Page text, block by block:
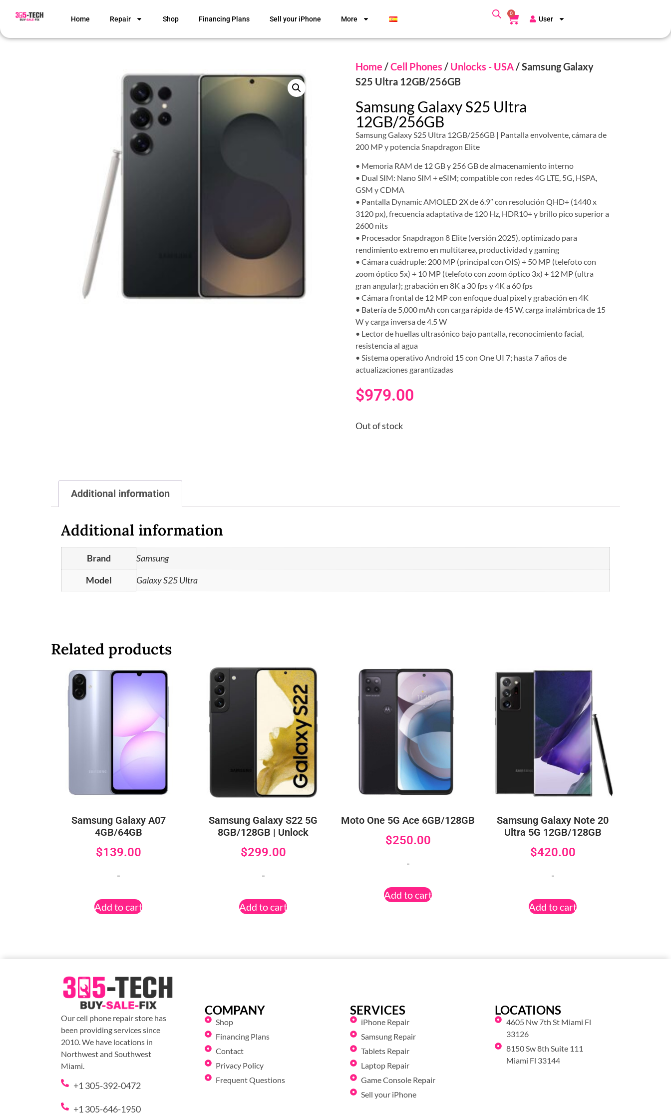
Home Repair Shop Financing Plans Sell your iPhone More
0
User
Home /Cell Phones / Unlocks - USA/ Samsung Galaxy
S25 Ultra 12GB/256GB
Samsung Galaxy S25 Ultra
12GB/256GB
Samsung Galaxy S25 Ultra 12GB/256GB | Pantalla envolvente, cámara de
200 MP y potencia Snapdragon Elite
• Memoria RAM de 12 GB y 256 GB de almacenamiento interno
• Dual SIM: Nano SIM + eSIM; compatible con redes 4G LTE, 5G, HSPA,
GSM y CDMA
• Pantalla Dynamic AMOLED 2X de 6.9″ con resolución QHD+ (1440 x
3120 px), frecuencia adaptativa de 120 Hz, HDR10+ y brillo pico superior a
2600 nits
• Procesador Snapdragon 8 Elite (versión 2025), optimizado para
rendimiento extremo en multitarea, productividad y gaming
• Cámara cuádruple: 200 MP (principal con OIS) + 50 MP (telefoto con
zoom óptico 5x) + 10 MP (telefoto con zoom óptico 3x) + 12 MP (ultra
gran angular); grabación en 8K a 30 fps y 4K a 60 fps
• Cámara frontal de 12 MP con enfoque dual pixel y grabación en 4K
• Batería de 5,000 mAh con carga rápida de 45 W, carga inalámbrica de 15
W y carga inversa de 4.5 W
• Lector de huellas ultrasónico bajo pantalla, reconocimiento facial,
resistencia al agua
• Sistema operativo Android 15 con One UI 7; hasta 7 años de
actualizaciones garantizadas
$979.00
Out of stock
Additional information
Additional information
Brand
Samsung
Model
Galaxy S25 Ultra
Related products
Samsung Galaxy A07
4GB/64GB
$139.00
-
Add to cart
Samsung Galaxy S22 5G
8GB/128GB | Unlock
$299.00
-
Add to cart
Moto One 5G Ace 6GB/128GB
$250.00
-
Add to cart
Samsung Galaxy Note 20
Ultra 5G 12GB/128GB
$420.00
-
Add to cart
Our cell phone repair store has
been providing services since
2010. We have locations in
Northwest and Southwest
Miami.
+1 305-392-0472
+1 305-646-1950
COMPANY
Shop
Financing Plans
Contact
Privacy Policy
Frequent Questions
SERVICES
iPhone Repair
Samsung Repair
Tablets Repair
Laptop Repair
Game Console Repair
Sell your iPhone
LOCATIONS
4605 Nw 7th St Miami Fl
33126
8150 Sw 8th Suite 111
Miami Fl 33144